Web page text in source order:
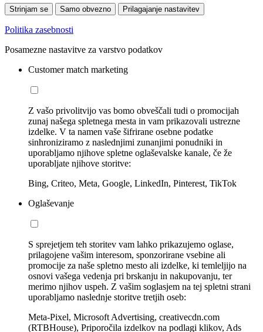
Strinjam se Samo obvezno Prilagajanje nastavitev
Politika zasebnosti
Posamezne nastavitve za varstvo podatkov
Customer match marketing
Z vašo privolitvijo vas bomo obveščali tudi o promocijah
zunaj našega spletnega mesta in vam prikazovali ustrezne
izdelke. V ta namen vaše šifrirane osebne podatke
sinhroniziramo z naslednjimi zunanjimi ponudniki in
uporabljamo njihove spletne oglaševalske kanale, če že
uporabljate njihove storitve:
Bing, Criteo, Meta, Google, LinkedIn, Pinterest, TikTok
Oglaševanje
S sprejetjem teh storitev vam lahko prikazujemo oglase,
prilagojene vašim interesom, sponzorirane vsebine ali
promocije za naše spletno mesto ali izdelke, ki temleljijo na
osnovi vašega vedenja pri brskanju in nakupovanju, ter
merimo njihov uspeh. Z vašim soglasjem na tej spletni strani
uporabljamo naslednje storitve tretjih oseb:
Meta-Pixel, Microsoft Advertising, creativecdn.com
(RTBHouse), Priporočila izdelkov na podlagi klikov, Ads